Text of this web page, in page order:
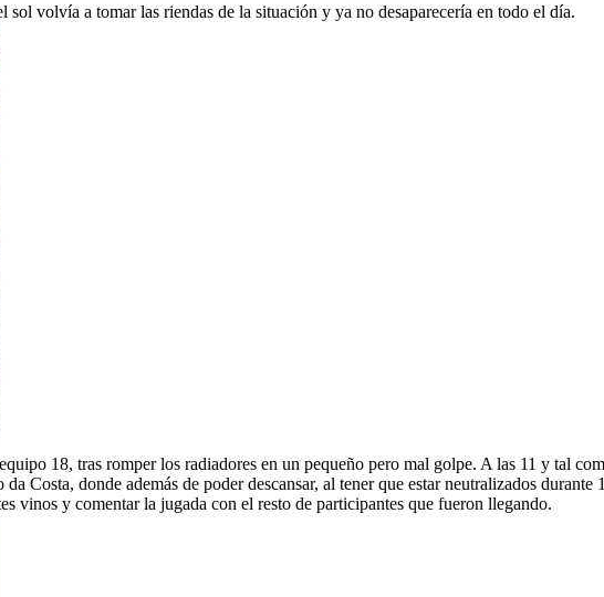
volvía a tomar las riendas de la situación y ya no desaparecería en todo el día.
18, tras romper los radiadores en un pequeño pero mal golpe. A las 11 y tal
Costa, donde además de poder descansar, al tener que estar neutralizados
vinos y comentar la jugada con el resto de participantes que fueron llegando.